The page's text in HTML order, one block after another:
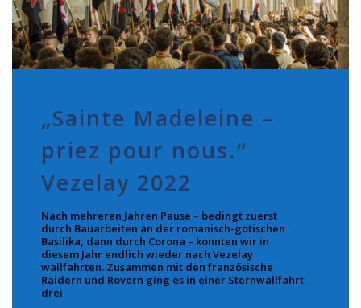
„Sainte Madeleine –
priez pour nous.“
Vezelay 2022
Nach mehreren Jahren Pause – bedingt zuerst
durch Bauarbeiten an der romanisch-gotischen
Basilika, dann durch Corona – konnten wir in
diesem Jahr endlich wieder nach Vezelay
wallfahrten. Zusammen mit den französische
Raidern und Rovern ging es in einer Sternwallfahrt
drei